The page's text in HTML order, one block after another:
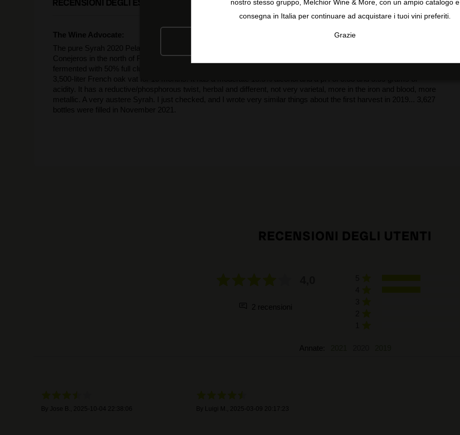
The Wine Advocate:
The pure Syrah 2020 Pela Roques de Mustiguillo Finca Conejeros comes from vines planted in 1998 in their Finca
Conejeros in the north of Requena at 850 meters in altitude on sandstone soils with quartz and feldspar. It
fermented with 50% full clusters in 5,000-liter oak vats and had a soft extraction of five weeks. It matured in a
3,500-liter French oak vat for 10 months. It has a moderate 13.5% alcohol and a pH of 3.33 and 5.59 grams of
acidity. It has a reductive/phosphorous twist, herbal and different, not very varietal, more in the iron and blood, more
metallic. A very austere Syrah. I just checked, and I wrote very similar things about the first harvest in 2019... 3,627
bottles were filled in November 2021.
RECENSIONI DEGLI UTENTI
2 recensioni
Annate:
Jose B. 2025-10-04 22:38:06 2025-03-09 20:17:23
nostro stesso gruppo, Melchior Wine & More, con un ampio catalogo e
consegna in Italia per continuare ad acquistare i tuoi vini preferiti.
Grazie